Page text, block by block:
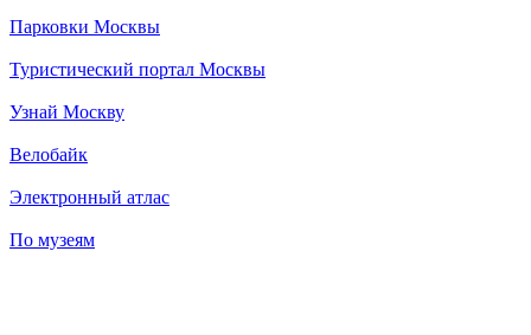
Парковки Москвы
Туристический портал Москвы
Узнай Москву
Велобайк
Электронный атлас
По музеям